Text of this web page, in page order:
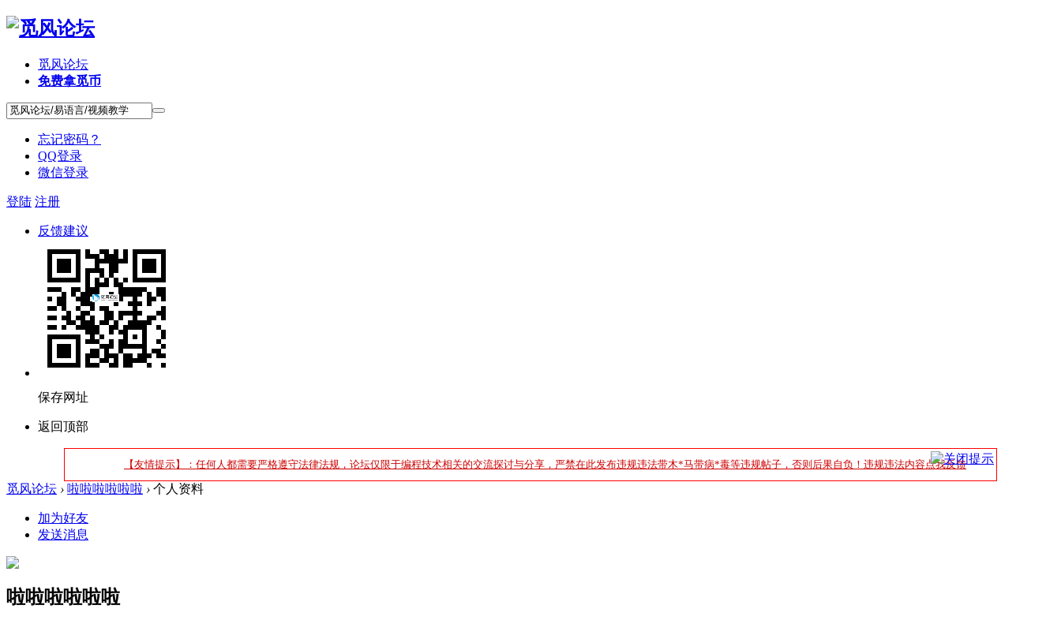
觅风论坛
免费拿觅币
忘记密码？
QQ登录
微信登录
登陆 注册
反馈建议
保存网址
返回顶部
【友情提示】：任何人都需要严格遵守法律法规，论坛仅限于编程技术相关的交流探讨与分享，严禁在此发布违规违法带木*马带病*毒等违规帖子，否则后果自负！违规违法内容点我反馈
觅风论坛 › 啦啦啦啦啦啦 › 个人资料
加为好友
发送消息
啦啦啦啦啦啦